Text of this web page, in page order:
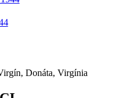
Donáta, Virgínia